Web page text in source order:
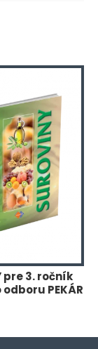
pre 3. ročník
PEKÁR